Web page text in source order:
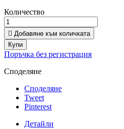
Количество
 Добавяне към количката
Купи
Поръчка без регистрация
Споделяне
Споделяне
Tweet
Pinterest
Детайли